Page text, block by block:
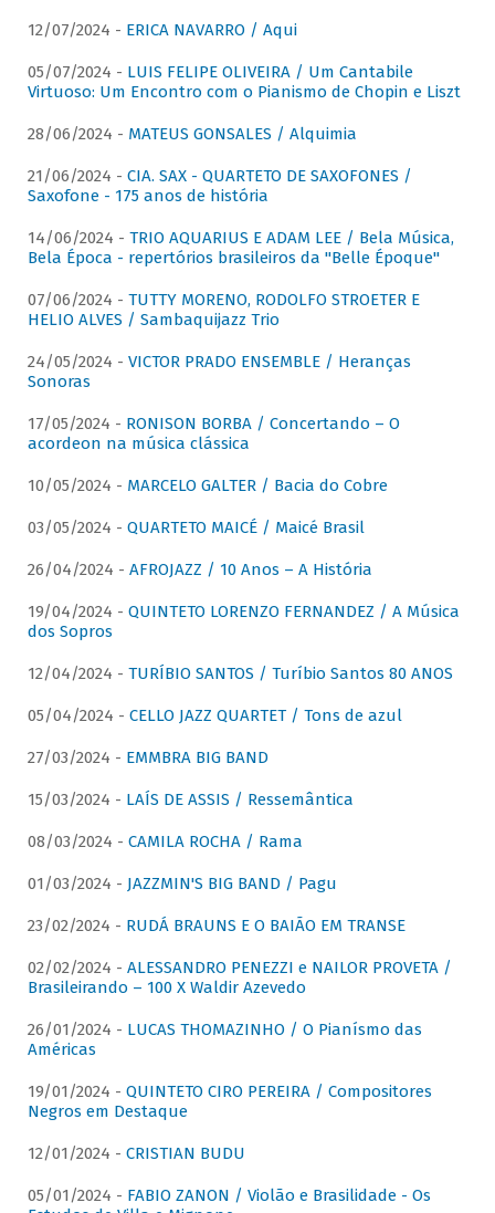
12/07/2024 - ERICA NAVARRO / Aqui
05/07/2024 - LUIS FELIPE OLIVEIRA / Um Cantabile
Virtuoso: Um Encontro com o Pianismo de Chopin e Liszt
28/06/2024 - MATEUS GONSALES / Alquimia
21/06/2024 - CIA. SAX - QUARTETO DE SAXOFONES /
Saxofone - 175 anos de história
14/06/2024 - TRIO AQUARIUS E ADAM LEE / Bela Música,
Bela Época - repertórios brasileiros da "Belle Époque"
07/06/2024 - TUTTY MORENO, RODOLFO STROETER E
HELIO ALVES / Sambaquijazz Trio
24/05/2024 - VICTOR PRADO ENSEMBLE / Heranças
Sonoras
17/05/2024 - RONISON BORBA / Concertando – O
acordeon na música clássica
10/05/2024 - MARCELO GALTER / Bacia do Cobre
03/05/2024 - QUARTETO MAICÉ / Maicé Brasil
26/04/2024 - AFROJAZZ / 10 Anos – A História
19/04/2024 - QUINTETO LORENZO FERNANDEZ / A Música
dos Sopros
12/04/2024 - TURÍBIO SANTOS / Turíbio Santos 80 ANOS
05/04/2024 - CELLO JAZZ QUARTET / Tons de azul
27/03/2024 - EMMBRA BIG BAND
15/03/2024 - LAÍS DE ASSIS / Ressemântica
08/03/2024 - CAMILA ROCHA / Rama
01/03/2024 - JAZZMIN'S BIG BAND / Pagu
23/02/2024 - RUDÁ BRAUNS E O BAIÃO EM TRANSE
02/02/2024 - ALESSANDRO PENEZZI e NAILOR PROVETA /
Brasileirando – 100 X Waldir Azevedo
26/01/2024 - LUCAS THOMAZINHO / O Pianísmo das
Américas
19/01/2024 - QUINTETO CIRO PEREIRA / Compositores
Negros em Destaque
12/01/2024 - CRISTIAN BUDU
05/01/2024 - FABIO ZANON / Violão e Brasilidade - Os